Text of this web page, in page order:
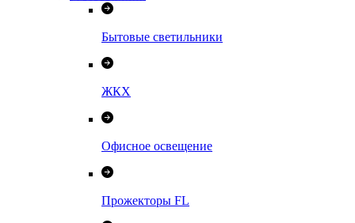
Бытовые светильники
ЖКХ
Офисное освещение
Прожекторы FL